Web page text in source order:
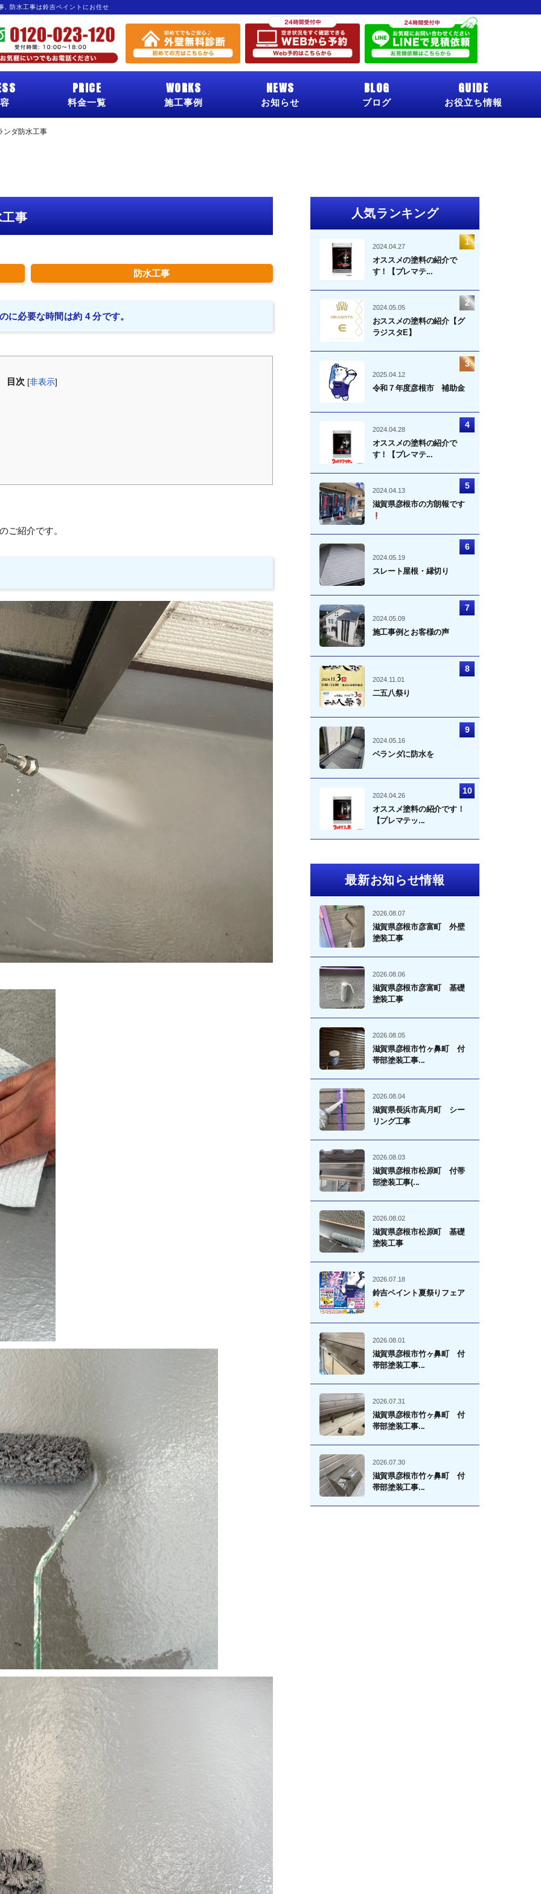
, 防水工事は鈴吉ペイントにお任せ
PRICE
料金一覧
WORKS
施工事例
NEWS
お知らせ
BLOG
ブログ
GUIDE
お役立ち情報
ダ防水工事
事
防水工事
に必要な時間は約 4 分です。
目次 [非表示]
ご紹介です。
人気ランキング
2024.04.27
オススメの塗料の紹介で
す！【プレマテ...
2024.05.05
おススメの塗料の紹介【グ
ラジスタE】
2025.04.12
令和７年度彦根市 補助金
2024.04.28
オススメの塗料の紹介で
す！【プレマテ...
2024.04.13
滋賀県彦根市の方朗報です
2024.05.19
スレート屋根・縁切り
2024.05.09
施工事例とお客様の声
2024.11.01
二五八祭り
2024.05.16
ベランダに防水を
2024.04.26
オススメ塗料の紹介です！
【プレマテッ...
最新お知らせ情報
2026.08.07
滋賀県彦根市彦富町 外壁
塗装工事
2026.08.06
滋賀県彦根市彦富町 基礎
塗装工事
2026.08.05
滋賀県彦根市竹ヶ鼻町 付
帯部塗装工事...
2026.08.04
滋賀県長浜市高月町 シー
リング工事
2026.08.03
滋賀県彦根市松原町 付帯
部塗装工事(...
2026.08.02
滋賀県彦根市松原町 基礎
塗装工事
2026.07.18
鈴吉ペイント夏祭りフェア
2026.08.01
滋賀県彦根市竹ヶ鼻町 付
帯部塗装工事...
2026.07.31
滋賀県彦根市竹ヶ鼻町 付
帯部塗装工事...
2026.07.30
滋賀県彦根市竹ヶ鼻町 付
帯部塗装工事...